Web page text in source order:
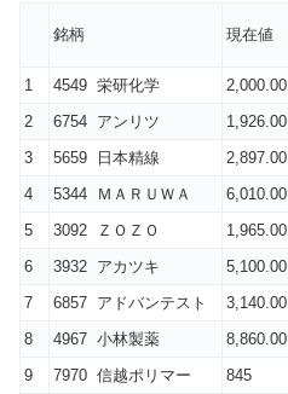
銘柄 現在値
1 4549 栄研化学 2,000.00
2
6754 アンリツ 1,926.00
3
5659 日本精線 2,897.00
4
5344 ＭＡＲＵＷＡ 6,010.00
5
3092 ＺＯＺＯ 1,965.00
6
3932 アカツキ 5,100.00
7
6857 アドバンテスト 3,140.00
8
4967 小林製薬 8,860.00
9
7970 信越ポリマー 845